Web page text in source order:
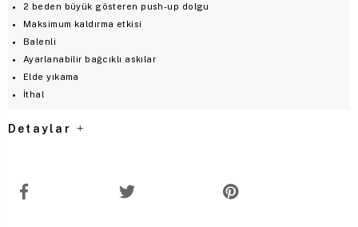
2 beden büyük gösteren push-up dolgu
Maksimum kaldırma etkisi
Balenli
Ayarlanabilir bağcıklı askılar
Elde yıkama
İthal
Detaylar